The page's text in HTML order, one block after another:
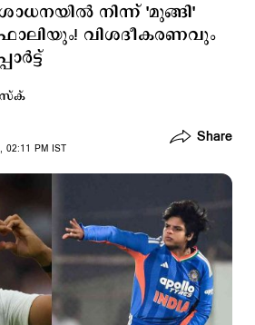
നിന്ന് 'മുങ്ങി'
വിശദീകരണവും
02:11 PM IST
Share